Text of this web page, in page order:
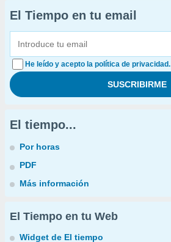
El Tiempo en tu email
He leído y acepto la política de privacidad.
El tiempo...
Por horas
PDF
Más información
El Tiempo en tu Web
Widget de El tiempo